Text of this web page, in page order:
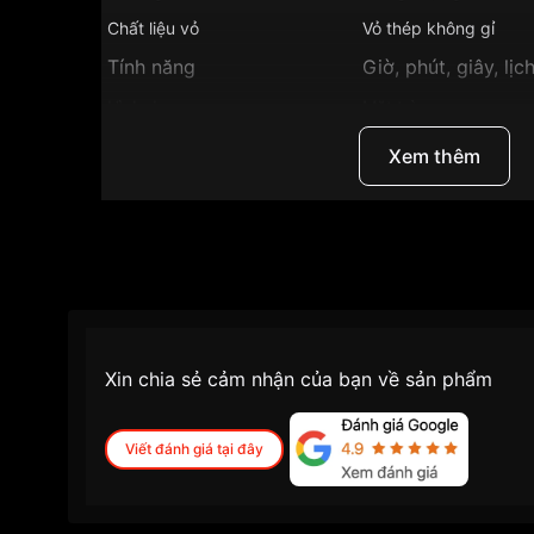
Chất liệu vỏ Vỏ thép không gỉ
Tính năng Giờ, phút, giây,
7.5mm
Mặt trắng
Xem thêm
Xin chia sẻ cảm nhận của bạn về sản phẩm
Viết đánh giá tại đây